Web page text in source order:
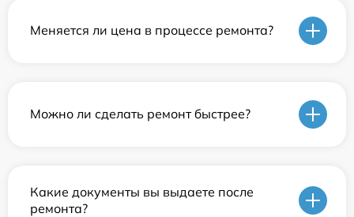
Меняется ли цена в процессе ремонта?
Можно ли сделать ремонт быстрее?
Какие документы вы выдаете после
ремонта?